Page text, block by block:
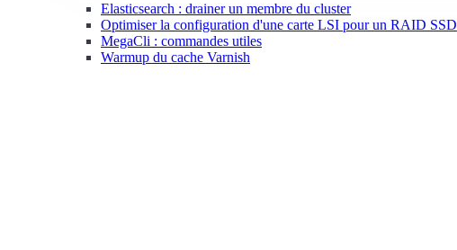
Elasticsearch : drainer un membre du cluster
Optimiser la configuration d'une carte LSI pour un RAID SSD
MegaCli : commandes utiles
Warmup du cache Varnish